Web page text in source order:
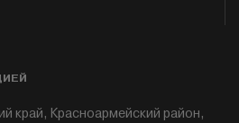
край, Красноармейский район,